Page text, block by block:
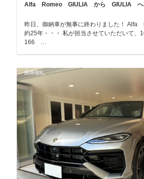
Alfa Romeo GIULIA から GIULIA へ
昨日、御納車が無事に終わりました！ Alfa Romeo 歴が長く、
約25年・・・ 私が担当させていただいて、164 → 147・
166 …
納車御礼